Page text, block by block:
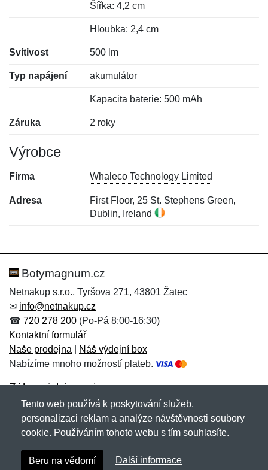
Šířka: 4,2 cm
Hloubka: 2,4 cm
Svítivost 500 lm
Typ napájení akumulátor
Kapacita baterie: 500 mAh
Záruka 2 roky
Výrobce
Firma Whaleco Technology Limited
Adresa
First Floor, 25 St. Stephens Green,
Dublin, Ireland
Hodnocení:
Jméno: *
Zpráva*
Jméno:
E-mail:*
Botymagnum.cz
Netnakup s.r.o., Tyršova 271, 43801 Žatec
✉ info@netnakup.cz
☎ 720 278 200 (Po-Pá 8:00-16:30)
Kontaktní formulář
Naše prodejna
Náš výdejní box
Nabízíme mnoho možností plateb.
Zákaznický servis
Novinky emailem
Copyright © 2007-2026 (19 let s vámi)Netnakup.cz
Tento web používá k poskytování služeb,
personalizaci reklam a analýze návštěvnosti soubory
cookie. Používáním tohoto webu s tím souhlasíte.
Beru na vědomí Další informace